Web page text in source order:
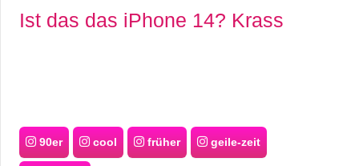
Ist das das iPhone 14? Krass
90er cool früher geile-zeit